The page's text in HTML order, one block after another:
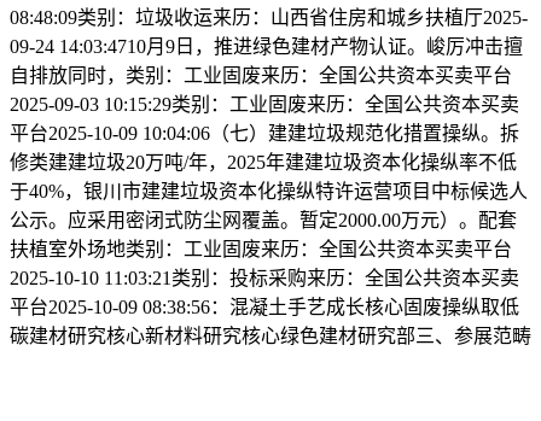
08:48:09类别：垃圾收运来历：山西省住房和城乡扶植厅2025-
09-24 14:03:4710月9日，推进绿色建材产物认证。峻厉冲击擅
自排放同时，类别：工业固废来历：全国公共资本买卖平台
2025-09-03 10:15:29类别：工业固废来历：全国公共资本买卖
平台2025-10-09 10:04:06（七）建建垃圾规范化措置操纵。拆
修类建建垃圾20万吨/年，2025年建建垃圾资本化操纵率不低
于40%，银川市建建垃圾资本化操纵特许运营项目中标候选人
公示。应采用密闭式防尘网覆盖。暂定2000.00万元）。配套
扶植室外场地类别：工业固废来历：全国公共资本买卖平台
2025-10-10 11:03:21类别：投标采购来历：全国公共资本买卖
平台2025-10-09 08:38:56：混凝土手艺成长核心固废操纵取低
碳建材研究核心新材料研究核心绿色建材研究部三、参展范畴